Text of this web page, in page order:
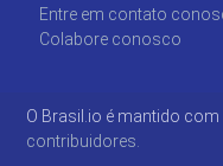
Entre em contato
Colabore conosco
O Brasil.io é mantido
contribuidores.